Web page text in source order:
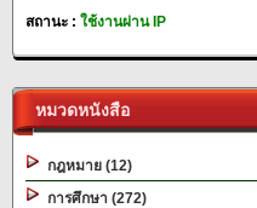
สถานะ : ใช้งานผ่าน IP
หมวดหนังสือ
กฎหมาย (12)
การศึกษา (272)